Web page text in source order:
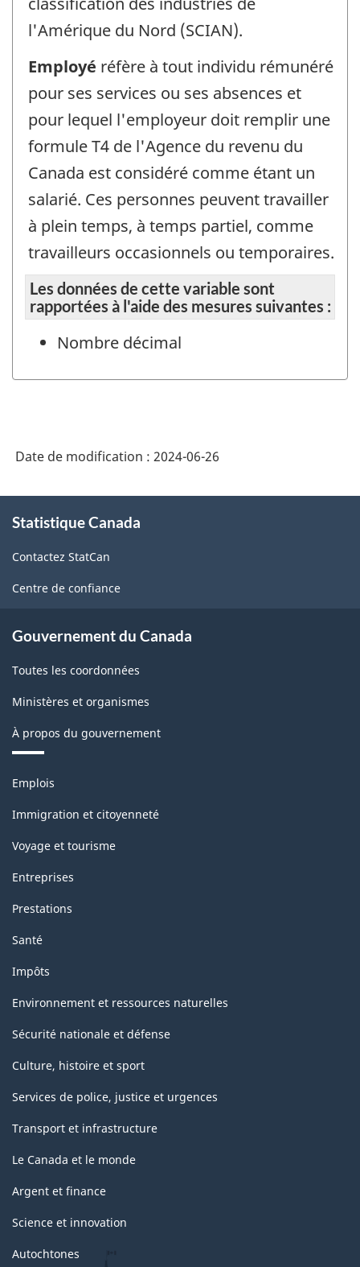
l'Amérique du Nord (SCIAN).
Employé réfère à tout individu rémunéré
pour ses services ou ses absences et
pour lequel l'employeur doit remplir une
formule T4 de l'Agence du revenu du
Canada est considéré comme étant un
salarié. Ces personnes peuvent travailler
à plein temps, à temps partiel, comme
travailleurs occasionnels ou temporaires.
Les données de cette variable sont
rapportées à l'aide des mesures suivantes :
Nombre décimal
Date de modification : 2024-06-26
propos
ce
site
Statistique Canada
Contactez StatCan
Centre de confiance
Gouvernement du Canada
Toutes les coordonnées
Ministères et organismes
À propos du gouvernement
Thèmes
sujets
Emplois
Immigration et citoyenneté
Voyage et tourisme
Entreprises
Prestations
Santé
Impôts
Environnement et ressources naturelles
Sécurité nationale et défense
Culture, histoire et sport
Services de police, justice et urgences
Transport et infrastructure
Le Canada et le monde
Argent et finance
Science et innovation
Autochtones